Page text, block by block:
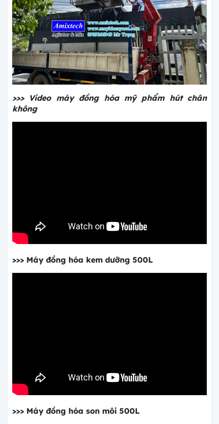
>>> Video máy đồng hóa mỹ phẩm hút chân
không
>>> Máy đồng hóa kem dưỡng 500L
>>> Máy đồng hóa son môi 500L